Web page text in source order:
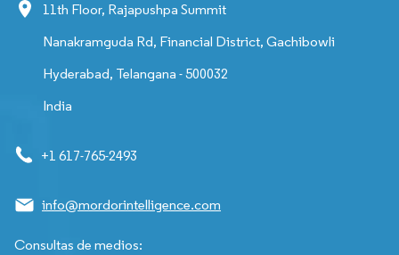
11th Floor, Rajapushpa Summit
Nanakramguda Rd, Financial District, Gachibowli
Hyderabad, Telangana - 500032
India
+1 617-765-2493
info@mordorintelligence.com
Consultas de medios: